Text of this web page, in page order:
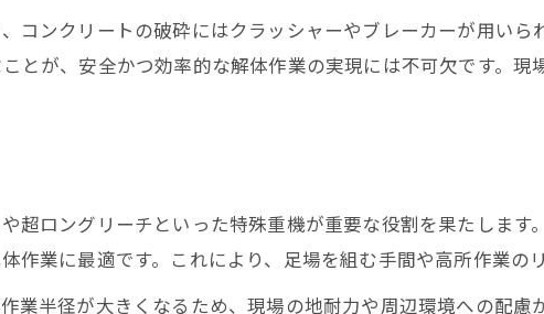
コンクリートの破砕にはクラッシャーやブレーカーが用いら
とが、安全かつ効率的な解体作業の実現には不可欠です。
超ロングリーチといった特殊重機が重要な役割を果たします
作業に最適です。これにより、足場を組む手間や高所作業の
業半径が大きくなるため、現場の地耐力や周辺環境への配慮